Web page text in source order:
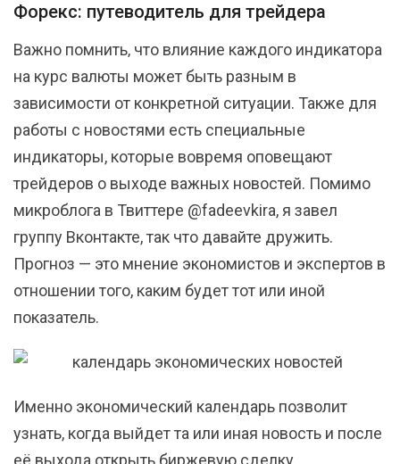
Форекс: путеводитель для трейдера
Важно помнить‚ что влияние каждого индикатора
на курс валюты может быть разным в
зависимости от конкретной ситуации. Также для
работы с новостями есть специальные
индикаторы, которые вовремя оповещают
трейдеров о выходе важных новостей. Помимо
микроблога в Твиттере @fadeevkira, я завел
группу Вконтакте, так что давайте дружить.
Прогноз — это мнение экономистов и экспертов в
отношении того, каким будет тот или иной
показатель.
Именно экономический календарь позволит
узнать, когда выйдет та или иная новость и после
её выхода открыть биржевую сделку